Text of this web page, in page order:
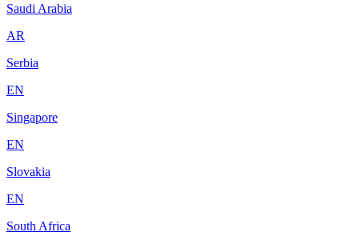
Saudi Arabia
AR
Serbia
EN
Singapore
EN
Slovakia
EN
South Africa